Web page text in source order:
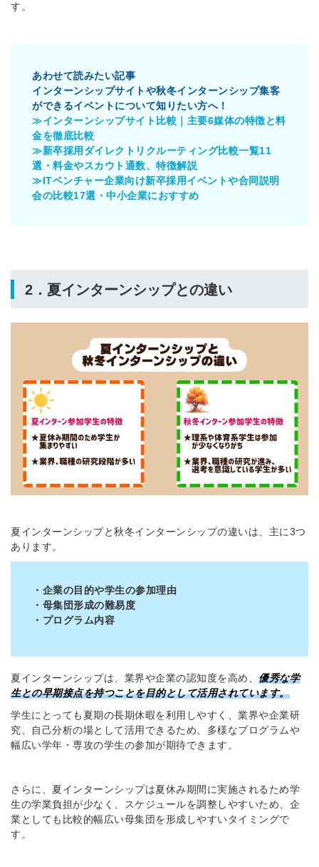
す。
あわせて読みたい記事
インターンシップサイトや秋冬インターンシップ集客
ができるイベントについて知りたい方へ！
≫インターンシップサイト比較｜主要6媒体の特徴と料
金を徹底比較
≫新卒採用ダイレクトリクルーティング比較一覧11
選・料金やスカウト通数、特徴解説
≫ITベンチャー企業向け新卒採用イベントや合同説明
会の比較17選・中小企業におすすめ
2．夏インターンシップとの違い
夏インターンシップと秋冬インターンシップの違いは、主に3つ
あります。
・企業の目的や学生の参加理由
・母集団形成の難易度
・プログラム内容
夏インターンシップは、業界や企業の認知度を高め、 優秀な学
生との早期接点を持つことを目的として活用されています。
学生にとっても夏期の長期休暇を利用しやすく、業界や企業研
究、自己分析の場として活用できるため、多様なプログラムや
幅広い学年・専攻の学生の参加が期待できます。
さらに、夏インターンシップは夏休み期間に実施されるため学
生の学業負担が少なく、スケジュールを調整しやすいため、企
業としても比較的幅広い母集団を形成しやすいタイミングで
す。